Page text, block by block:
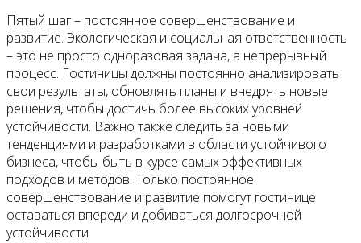
Пятый шаг – постоянное совершенствование и
развитие. Экологическая и социальная ответственность
– это не просто одноразовая задача, а непрерывный
процесс. Гостиницы должны постоянно анализировать
свои результаты, обновлять планы и внедрять новые
решения, чтобы достичь более высоких уровней
устойчивости. Важно также следить за новыми
тенденциями и разработками в области устойчивого
бизнеса, чтобы быть в курсе самых эффективных
подходов и методов. Только постоянное
совершенствование и развитие помогут гостинице
оставаться впереди и добиваться долгосрочной
устойчивости.